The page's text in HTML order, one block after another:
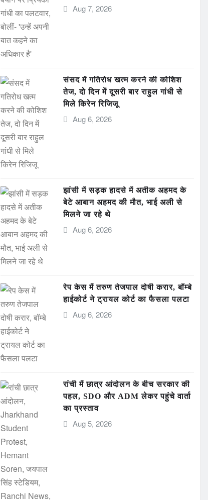
Aug 7, 2026
संसद में गतिरोध खत्म करने की कोशिश
तेज, दो दिन में दूसरी बार राहुल गांधी से
मिले किरेन रिजिजू
Aug 6, 2026
झांसी में सड़क हादसे में अतीक अहमद के
बेटे आबान अहमद की मौत, भाई अली से
मिलने जा रहे थे
Aug 6, 2026
रेप केस में तरुण तेजपाल दोषी करार, बॉम्बे
हाईकोर्ट ने ट्रायल कोर्ट का फैसला पलटा
Aug 6, 2026
रांची में छात्र आंदोलन के बीच सरकार की
पहल, SDO और ADM लेकर पहुंचे वार्ता
का प्रस्ताव
Aug 5, 2026